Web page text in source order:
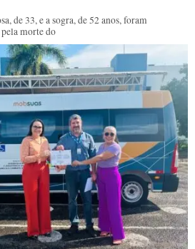
de 33, e a sogra, de 52 anos, foram
morte do